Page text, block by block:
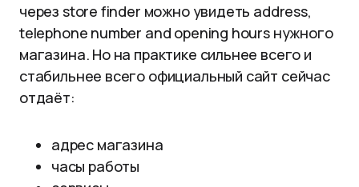
через store finder можно увидеть address,
telephone number and opening hours нужного
магазина. Но на практике сильнее всего и
стабильнее всего официальный сайт сейчас
отдаёт:
адрес магазина
часы работы